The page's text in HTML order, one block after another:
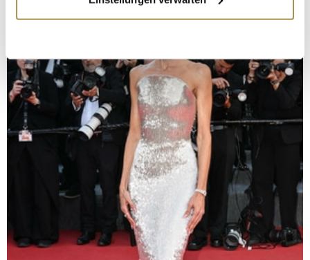
Informationen über Ihre geografische Lage
erfassen, welche bis auf einige Meter genau sein
bestimmten Merkmalen (Fingerprinting) identifizieren
Erfahren Sie mehr darüber, wie Ihre persönlichen Daten
verarbeitet werden, und legen Sie Ihre Präferenzen im
Abschnitt Einzelheiten
fest.
Wir verwenden Cookies, um Inhalte und Anzeigen zu
personalisieren, Funktionen für soziale Medien anbieten
zu können und die Zugriffe auf unsere Website zu
analysieren. Außerdem geben wir Informationen zu Ihrer
Verwendung unserer Website an unsere Partner für
soziale Medien, Werbung und Analysen weiter. Unsere
Partner führen diese Informationen möglicherweise mit